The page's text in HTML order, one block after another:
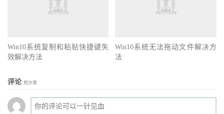
Win10系统复制和粘贴快捷键失
效解决方法
Win10系统无法拖动文件解决方
法
评论 抢沙发